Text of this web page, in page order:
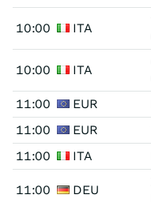
10:00 ITA
10:00 ITA
11:00 EUR
11:00
EUR
11:00
ITA
11:00 DEU